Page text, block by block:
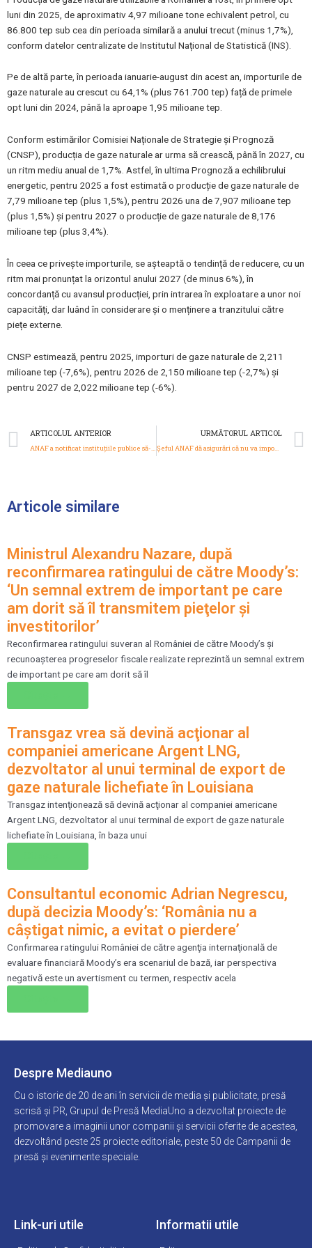
luni din 2025, de aproximativ 4,97 milioane tone echivalent petrol, cu
86.800 tep sub cea din perioada similară a anului trecut (minus 1,7%),
conform datelor centralizate de Institutul Național de Statistică (INS).
Pe de altă parte, în perioada ianuarie-august din acest an, importurile de
gaze naturale au crescut cu 64,1% (plus 761.700 tep) față de primele
opt luni din 2024, până la aproape 1,95 milioane tep.
Conform estimărilor Comisiei Naționale de Strategie și Prognoză
(CNSP), producția de gaze naturale ar urma să crească, până în 2027, cu
un ritm mediu anual de 1,7%. Astfel, în ultima Prognoză a echilibrului
energetic, pentru 2025 a fost estimată o producție de gaze naturale de
7,79 milioane tep (plus 1,5%), pentru 2026 una de 7,907 milioane tep
(plus 1,5%) și pentru 2027 o producție de gaze naturale de 8,176
milioane tep (plus 3,4%).
În ceea ce privește importurile, se așteaptă o tendință de reducere, cu un
ritm mai pronunțat la orizontul anului 2027 (de minus 6%), în
concordanță cu avansul producției, prin intrarea în exploatare a unor noi
capacități, dar luând în considerare și o menținere a tranzitului către
piețe externe.
CNSP estimează, pentru 2025, importuri de gaze naturale de 2,211
milioane tep (-7,6%), pentru 2026 de 2,150 milioane tep (-2,7%) și
pentru 2027 de 2,022 milioane tep (-6%).
Prev
ARTICOLUL ANTERIOR
ANAF a notificat instituţiile publice să-şi plătească datoriile: Rrestanţele au ajuns la 583 milioane lei
URMĂTORUL ARTICOL
Șeful ANAF dă asigurări că nu va impozita gemul făcut în casă: ‘ANAF nu are în vedere impozitarea autoconsumului populaţiei’
Articole similare
Ministrul Alexandru Nazare, după
reconfirmarea ratingului de către Moody’s:
‘Un semnal extrem de important pe care
am dorit să îl transmitem pieţelor şi
investitorilor’
Reconfirmarea ratingului suveran al României de către Moody’s şi
recunoaşterea progreselor fiscale realizate reprezintă un semnal extrem
de important pe care am dorit să îl
Transgaz vrea să devină acţionar al
companiei americane Argent LNG,
dezvoltator al unui terminal de export de
gaze naturale lichefiate în Louisiana
Transgaz intenţionează să devină acţionar al companiei americane
Argent LNG, dezvoltator al unui terminal de export de gaze naturale
lichefiate în Louisiana, în baza unui
Consultantul economic Adrian Negrescu,
după decizia Moody’s: ‘România nu a
câştigat nimic, a evitat o pierdere’
Confirmarea ratingului României de către agenţia internaţională de
evaluare financiară Moody’s era scenariul de bază, iar perspectiva
negativă este un avertisment cu termen, respectiv acela
Despre Mediauno
Cu o istorie de 20 de ani în servicii de media și publicitate, presă
scrisă și PR, Grupul de Presă MediaUno a dezvoltat proiecte de
promovare a imaginii unor companii și servicii oferite de acestea,
dezvoltând peste 25 proiecte editoriale, peste 50 de Campanii de
presă și evenimente speciale.
Link-uri utile Informatii utile